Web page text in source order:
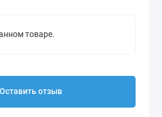
товаре.
Оставить отзыв